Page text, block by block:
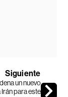
Siguiente
un nuevo
para este